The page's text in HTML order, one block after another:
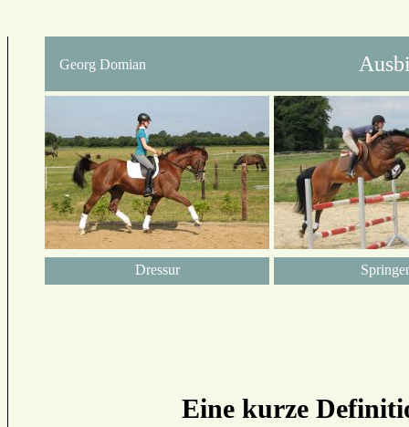
Georg Domian
Dressur
Eine kurze